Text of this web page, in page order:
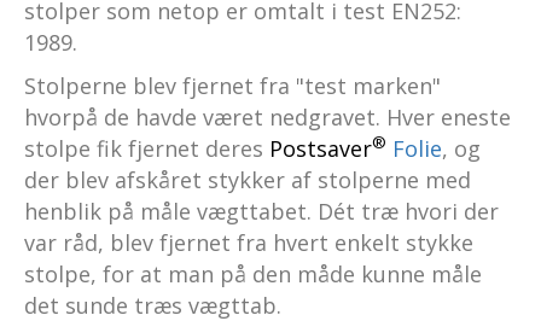
stolper som netop er omtalt i test EN252:
1989.
Stolperne blev fjernet fra "test marken"
hvorpå de havde været nedgravet. Hver eneste
stolpe fik fjernet deres Postsaver® Folie, og
der blev afskåret stykker af stolperne med
henblik på måle vægttabet. Dét træ hvori der
var råd, blev fjernet fra hvert enkelt stykke
stolpe, for at man på den måde kunne måle
det sunde træs vægttab.